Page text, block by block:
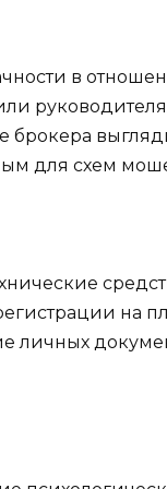
в
для схем
на
личных